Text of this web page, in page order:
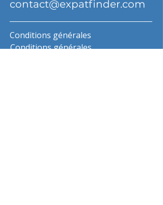
contact@expatfinder.com
Conditions générales
Conditions générales